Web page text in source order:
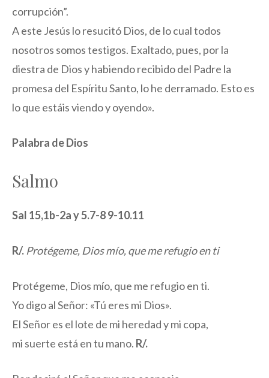
corrupción”.
A este Jesús lo resucitó Dios, de lo cual todos
nosotros somos testigos. Exaltado, pues, por la
diestra de Dios y habiendo recibido del Padre la
promesa del Espíritu Santo, lo he derramado. Esto es
lo que estáis viendo y oyendo».
Palabra de Dios
Salmo
Sal 15,1b-2a y 5.7-8 9-10.11
R/. Protégeme, Dios mío, que me refugio en ti
Protégeme, Dios mío, que me refugio en ti.
Yo digo al Señor: «Tú eres mi Dios».
El Señor es el lote de mi heredad y mi copa,
mi suerte está en tu mano. R/.